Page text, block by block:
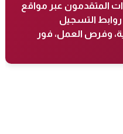
المتقدمون عبر مواقع
روابط التسجيل
وفرص العمل، فور